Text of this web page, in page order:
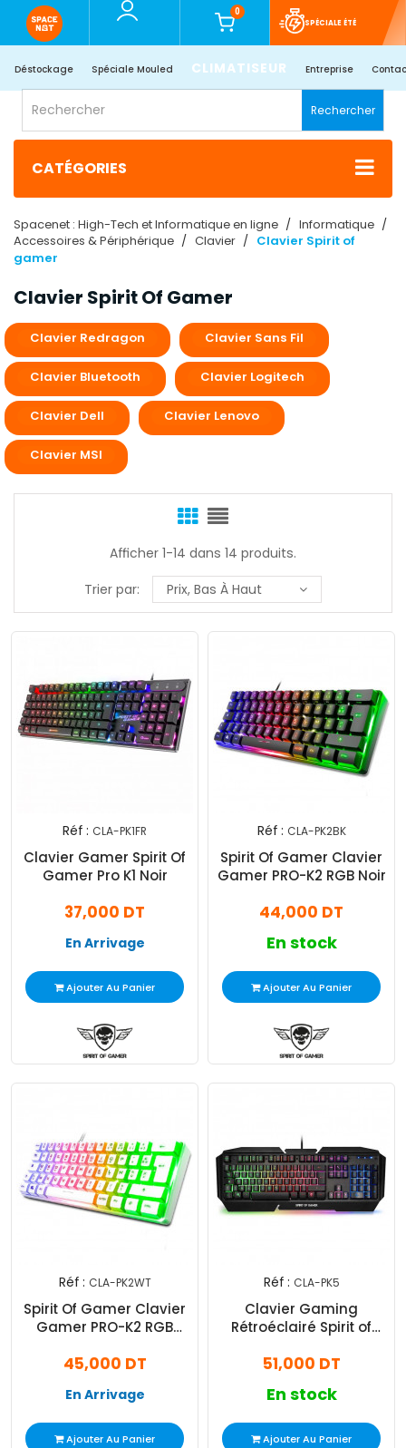
0
SPÉCIALE ÉTÉ
Déstockage Spéciale Mouled CLIMATISEUR Entreprise
Rechercher
CATÉGORIES
Spacenet : High-Tech et Informatique en ligne
Informatique
Accessoires & Périphérique
Clavier
Clavier Spirit of
gamer
Clavier Spirit Of Gamer
Clavier Redragon Clavier Sans Fil
Clavier Bluetooth Clavier Logitech
Clavier Dell Clavier Lenovo
Clavier MSI
Afficher 1-14 dans 14 produits.
Trier par:
Prix, Bas À Haut
Réf : CLA-PK1FR
Clavier Gamer Spirit Of
Gamer Pro K1 Noir
37,000 DT
En Arrivage
Ajouter Au Panier
Réf : CLA-PK2BK
Spirit Of Gamer Clavier
Gamer PRO-K2 RGB Noir
44,000 DT
En stock
Ajouter Au Panier
Réf : CLA-PK2WT
Spirit Of Gamer Clavier
Gamer PRO-K2 RGB
45,000 DT
En Arrivage
Ajouter Au Panier
Réf : CLA-PK5
Clavier Gaming
Rétroéclairé Spirit of
51,000 DT
En stock
Ajouter Au Panier